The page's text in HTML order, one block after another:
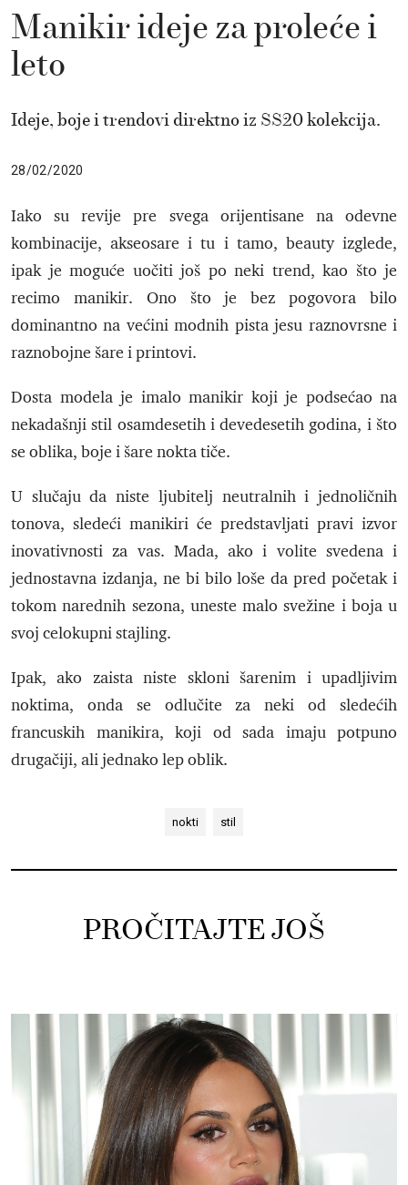
Manikir ideje za proleće i
leto
Ideje, boje i trendovi direktno iz SS20 kolekcija.
28/02/2020
Iako su revije pre svega orijentisane na odevne
kombinacije, akseosare i tu i tamo, beauty izglede,
ipak je moguće uočiti još po neki trend, kao što je
recimo manikir. Ono što je bez pogovora bilo
dominantno na većini modnih pista jesu raznovrsne i
raznobojne šare i printovi.
Dosta modela je imalo manikir koji je podsećao na
nekadašnji stil osamdesetih i devedesetih godina, i što
se oblika, boje i šare nokta tiče.
U slučaju da niste ljubitelj neutralnih i jednoličnih
tonova, sledeći manikiri će predstavljati pravi izvor
inovativnosti za vas. Mada, ako i volite svedena i
jednostavna izdanja, ne bi bilo loše da pred početak i
tokom narednih sezona, uneste malo svežine i boja u
svoj celokupni stajling.
Ipak, ako zaista niste skloni šarenim i upadljivim
noktima, onda se odlučite za neki od sledećih
francuskih manikira, koji od sada imaju potpuno
drugačiji, ali jednako lep oblik.
nokti stil
PROČITAJTE JOŠ